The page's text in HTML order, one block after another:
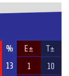
% E± T±
13 1 10